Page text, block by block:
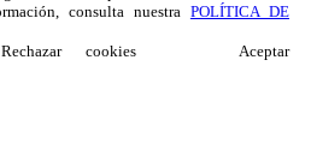
consulta nuestra POLÍTICA DE
Rechazar cookies
Aceptar